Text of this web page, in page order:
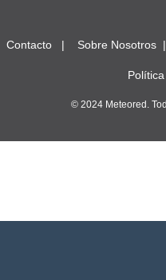
Contacto Sobre Nosotros
© 2024 Meteored.